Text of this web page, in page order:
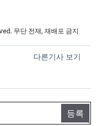
무단 전재, 재배포 금지
다른기사 보기